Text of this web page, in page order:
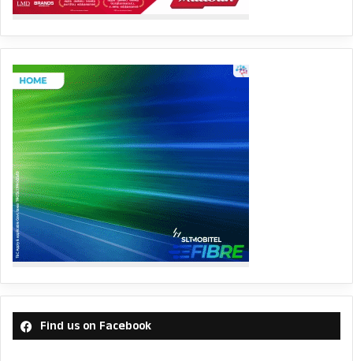
Find us on Facebook